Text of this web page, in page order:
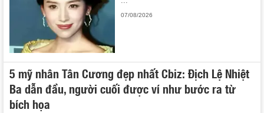
07/08/2026
5 mỹ nhân Tân Cương đẹp nhất Cbiz: Địch Lệ Nhiệt
Ba dẫn đầu, người cuối được ví như bước ra từ
bích họa